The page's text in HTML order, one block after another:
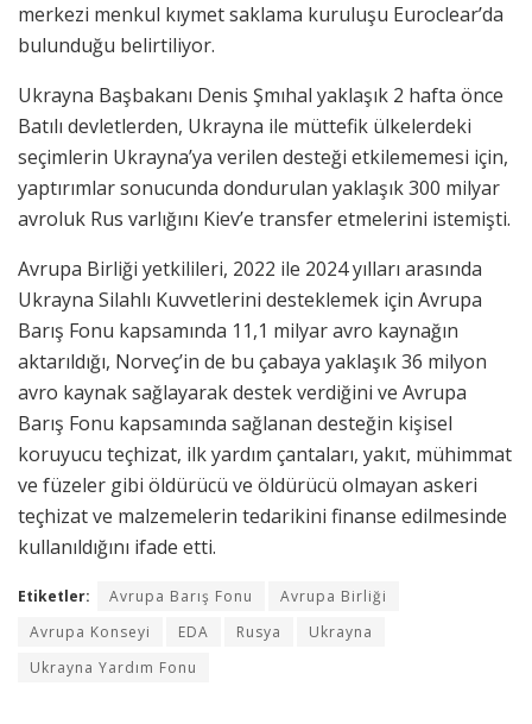
merkezi menkul kıymet saklama kuruluşu Euroclear’da
bulunduğu belirtiliyor.
Ukrayna Başbakanı Denis Şmıhal yaklaşık 2 hafta önce
Batılı devletlerden, Ukrayna ile müttefik ülkelerdeki
seçimlerin Ukrayna’ya verilen desteği etkilememesi için,
yaptırımlar sonucunda dondurulan yaklaşık 300 milyar
avroluk Rus varlığını Kiev’e transfer etmelerini istemişti.
Avrupa Birliği yetkilileri, 2022 ile 2024 yılları arasında
Ukrayna Silahlı Kuvvetlerini desteklemek için Avrupa
Barış Fonu kapsamında 11,1 milyar avro kaynağın
aktarıldığı, Norveç’in de bu çabaya yaklaşık 36 milyon
avro kaynak sağlayarak destek verdiğini ve Avrupa
Barış Fonu kapsamında sağlanan desteğin kişisel
koruyucu teçhizat, ilk yardım çantaları, yakıt, mühimmat
ve füzeler gibi öldürücü ve öldürücü olmayan askeri
teçhizat ve malzemelerin tedarikini finanse edilmesinde
kullanıldığını ifade etti.
Etiketler: Avrupa Barış Fonu
Avrupa Birliği
Avrupa Konseyi
EDA Rusya
Ukrayna
Ukrayna Yardım Fonu